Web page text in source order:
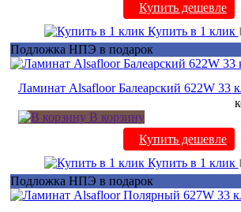
Купить дешевле
Купить в 1 клик
Подложка НПЭ в подарок
Ламинат Alsafloor Балеарский 622W 33
В корзину
Купить дешевле
Купить в 1 клик
Подложка НПЭ в подарок